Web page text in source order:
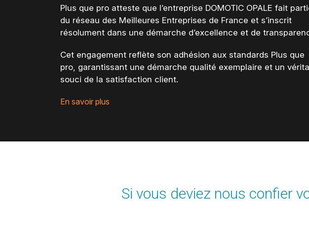
Plus que pro atteste que l’entreprise DOMOTIC OPALE fait
du réseau des Meilleures Entreprises de France et s’inscrit
résolument dans une démarche d’excellence et de
Cet engagement reflète son adhésion aux standards Plus que
pro, garantissant une démarche qualité exemplaire et un
souci de la satisfaction client.
En savoir plus
Si vous deviez nous confier